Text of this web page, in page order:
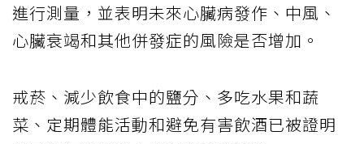
進行測量，並表明未來心臟病發作、中風、
心臟衰竭和其他併發症的風險是否增加。
戒菸、減少飲食中的鹽分、多吃水果和蔬
菜、定期體能活動和避免有害飲酒已被證明